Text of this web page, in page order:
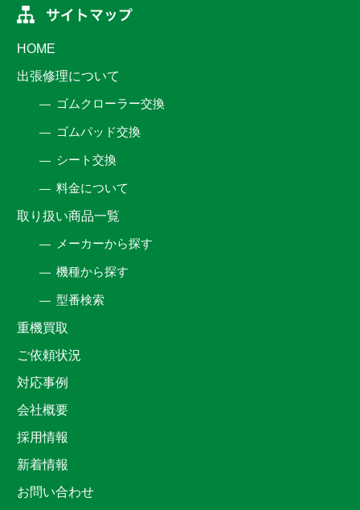
HOME
出張修理について
ゴムクローラー交換
ゴムパッド交換
シート交換
料金について
取り扱い商品一覧
メーカーから探す
機種から探す
型番検索
重機買取
ご依頼状況
対応事例
会社概要
採用情報
新着情報
お問い合わせ